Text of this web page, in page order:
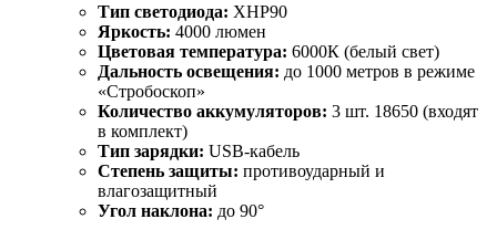
Тип светодиода: XHP90
Яркость: 4000 люмен
Цветовая температура: 6000К (белый свет)
Дальность освещения: до 1000 метров в режиме
«Стробоскоп»
Количество аккумуляторов: 3 шт. 18650 (входят
в комплект)
Тип зарядки: USB-кабель
Степень защиты: противоударный и
влагозащитный
Угол наклона: до 90°